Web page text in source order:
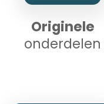
Originele
onderdelen